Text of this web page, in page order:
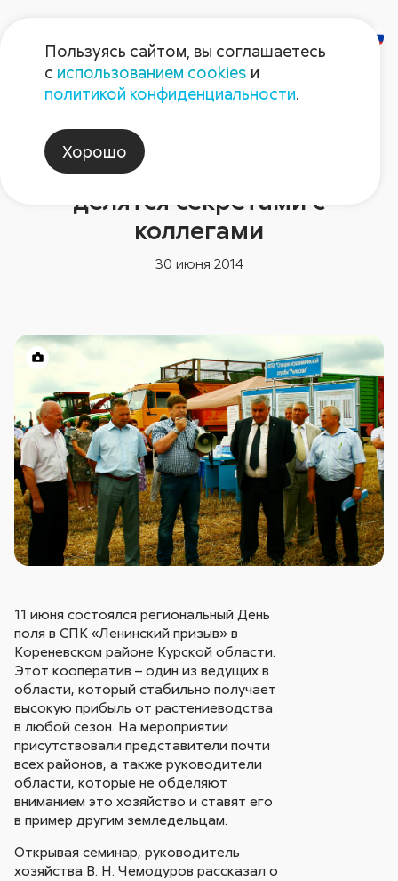
Новости компании
Курск: земледельцы
«Ленинского призыва»
делятся секретами с
коллегами
30 июня 2014
11 июня состоялся региональный День
поля в СПК «Ленинский призыв» в
Кореневском районе Курской области.
Этот кооператив – один из ведущих в
области, который стабильно получает
высокую прибыль от растениеводства
в любой сезон. На мероприятии
присутствовали представители почти
всех районов, а также руководители
области, которые не обделяют
вниманием это хозяйство и ставят его
в пример другим земледельцам.
Открывая семинар, руководитель
хозяйства В. Н. Чемодуров рассказал о
Пользуясь сайтом, вы соглашаетесь
с использованием cookies и
политикой конфиденциальности.
Хорошо